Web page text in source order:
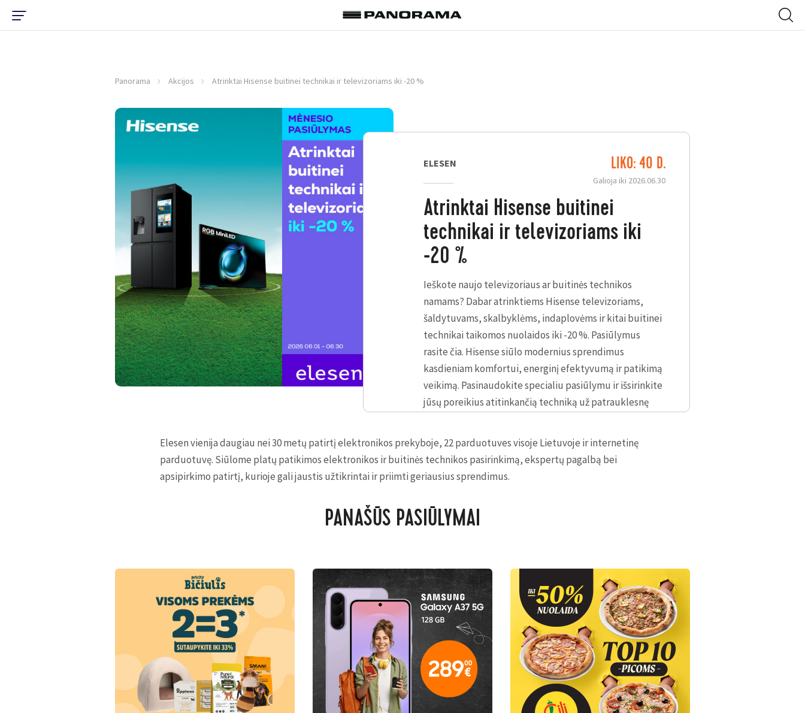
Panorama Akcijos Atrinktai Hisense buitinei technikai ir televizoriams iki -20 %
ELESEN LIKO: 40 D.
Galioja iki 2026.06.30
Atrinktai Hisense buitinei
technikai ir televizoriams iki
-20 %
Ieškote naujo televizoriaus ar buitinės technikos
namams? Dabar atrinktiems Hisense televizoriams,
šaldytuvams, skalbyklėms, indaplovėms ir kitai buitinei
technikai taikomos nuolaidos iki -20 %. Pasiūlymus
rasite čia. Hisense siūlo modernius sprendimus
kasdieniam komfortui, energinį efektyvumą ir patikimą
veikimą. Pasinaudokite specialiu pasiūlymu ir išsirinkite
jūsų poreikius atitinkančią techniką už patrauklesnę
parduotuvėje.
Čia galioja
Elesen vienija daugiau nei 30 metų patirtį elektronikos prekyboje, 22 parduotuves visoje Lietuvoje ir internetinę
parduotuvę. Siūlome platų patikimos elektronikos ir buitinės technikos pasirinkimą, ekspertų pagalbą bei
apsipirkimo patirtį, kurioje gali jaustis užtikrintai ir priimti geriausius sprendimus.
PANAŠŪS PASIŪLYMAI